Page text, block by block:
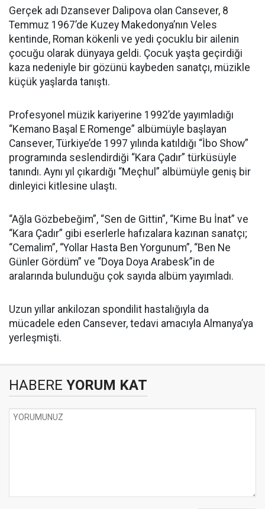
Gerçek adı Dzansever Dalipova olan Cansever, 8
Temmuz 1967’de Kuzey Makedonya’nın Veles
kentinde, Roman kökenli ve yedi çocuklu bir ailenin
çocuğu olarak dünyaya geldi. Çocuk yaşta geçirdiği
kaza nedeniyle bir gözünü kaybeden sanatçı, müzikle
küçük yaşlarda tanıştı.
Profesyonel müzik kariyerine 1992’de yayımladığı
“Kemano Başal E Romenge” albümüyle başlayan
Cansever, Türkiye’de 1997 yılında katıldığı “İbo Show”
programında seslendirdiği “Kara Çadır” türküsüyle
tanındı. Aynı yıl çıkardığı “Meçhul” albümüyle geniş bir
dinleyici kitlesine ulaştı.
“Ağla Gözbebeğim”, “Sen de Gittin”, “Kime Bu İnat” ve
“Kara Çadır” gibi eserlerle hafızalara kazınan sanatçı;
“Cemalim”, “Yollar Hasta Ben Yorgunum”, “Ben Ne
Günler Gördüm” ve “Doya Doya Arabesk”in de
aralarında bulunduğu çok sayıda albüm yayımladı.
Uzun yıllar ankilozan spondilit hastalığıyla da
mücadele eden Cansever, tedavi amacıyla Almanya’ya
yerleşmişti.
HABERE YORUM KAT